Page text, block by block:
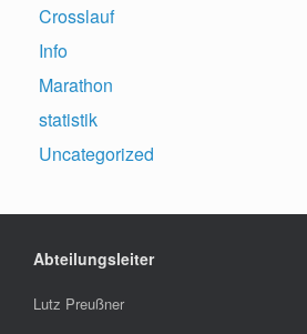
Crosslauf
Info
Marathon
statistik
Uncategorized
Abteilungsleiter
Lutz Preußner